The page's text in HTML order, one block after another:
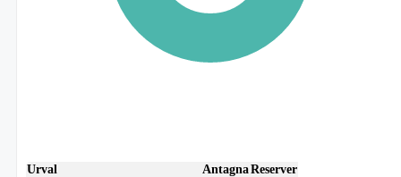
Urval AntagnaReserver